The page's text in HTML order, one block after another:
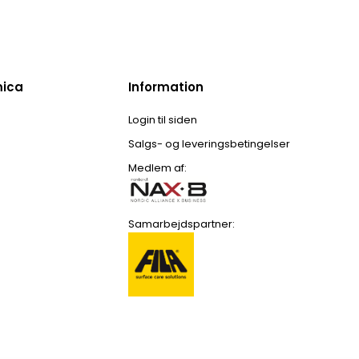
Information
Login til siden
Salgs- og leveringsbetingelser
Medlem af:
Samarbejdspartner: